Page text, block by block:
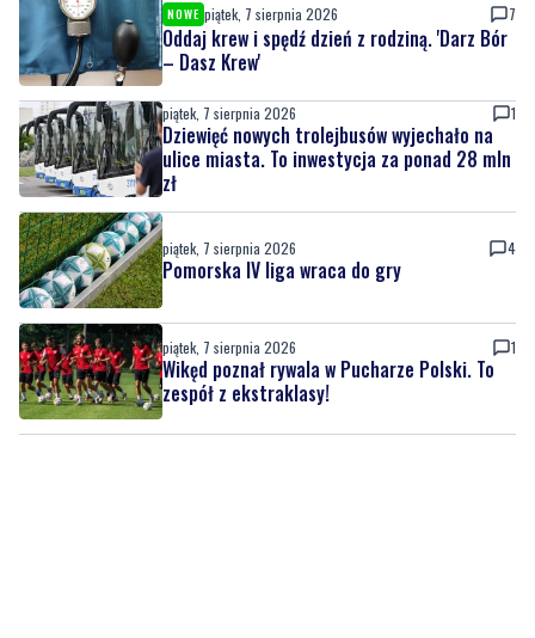
NOWE piątek, 7 sierpnia 2026 7
Oddaj krew i spędź dzień z rodziną. 'Darz Bór
– Dasz Krew'
piątek, 7 sierpnia 2026 1
Dziewięć nowych trolejbusów wyjechało na
ulice miasta. To inwestycja za ponad 28 mln
zł
piątek, 7 sierpnia 2026 4
Pomorska IV liga wraca do gry
piątek, 7 sierpnia 2026 1
Wikęd poznał rywala w Pucharze Polski. To
zespół z ekstraklasy!